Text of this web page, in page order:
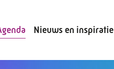
Nieuws en inspiratie
Nieuwsbrief